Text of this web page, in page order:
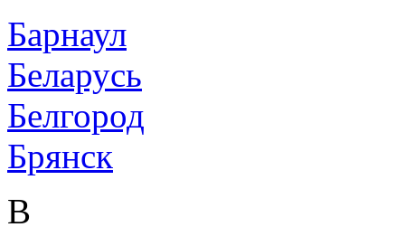
Барнаул
Беларусь
Белгород
Брянск
В